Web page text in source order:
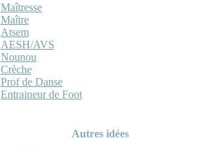
Maîtresse
Maître
Atsem
AESH/AVS
Nounou
Crèche
Prof de Danse
Entraineur de Foot
Autres idées